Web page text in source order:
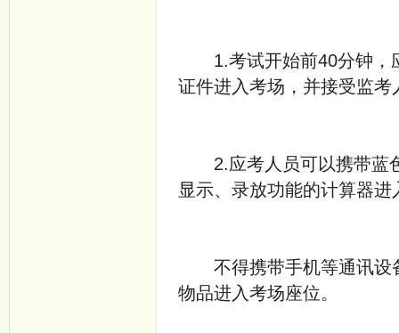
1.考试开始前40分钟，
证件进入考场，并接受监考
2.应考人员可以携带蓝色
显示、录放功能的计算器进
不得携带手机等通讯设
物品进入考场座位。